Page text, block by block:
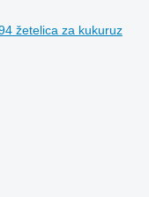
žetelica za kukuruz